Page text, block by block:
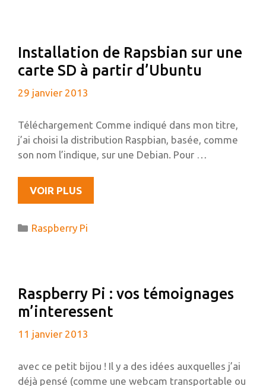
RASPBERRY
PI
Installation de Rapsbian sur une
carte SD à partir d’Ubuntu
29 janvier 2013
Téléchargement Comme indiqué dans mon titre,
j’ai choisi la distribution Raspbian, basée, comme
son nom l’indique, sur une Debian. Pour …
VOIR PLUSINSTALLATION
DE
SUR
À
PARTIR
Catégories
Raspberry Pi
Raspberry Pi : vos témoignages
m’interessent
11 janvier 2013
avec ce petit bijou ! Il y a des idées auxquelles j’ai
déjà pensé (comme une webcam transportable ou